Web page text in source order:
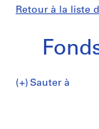
Retour à la liste
Sauter à